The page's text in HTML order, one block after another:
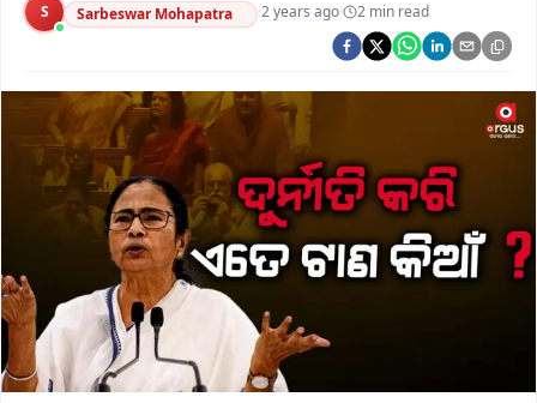
Argus Chalo Dekhein Apna Desh
S Sarbeswar Mohapatra ·2 years ago· 2 min read